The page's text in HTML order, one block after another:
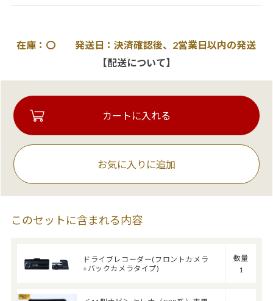
在庫：〇 発送日：決済確認後、2営業日以内の発送
【配送について】
お気に入りに追加
このセットに含まれる内容
ドライブレコーダー(フロントカメラ
+バックカメラタイプ)
数量
1